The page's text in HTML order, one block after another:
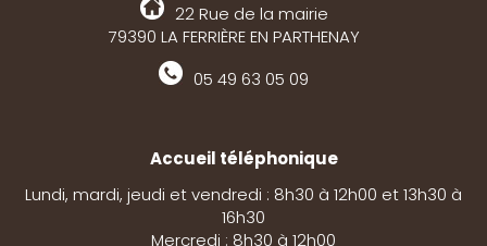
22 Rue de la mairie
79390 LA FERRIÈRE EN PARTHENAY
05 49 63 05 09
Accueil téléphonique
Lundi, mardi, jeudi et vendredi : 8h30 à 12h00 et 13h30 à
16h30
Mercredi : 8h30 à 12h00